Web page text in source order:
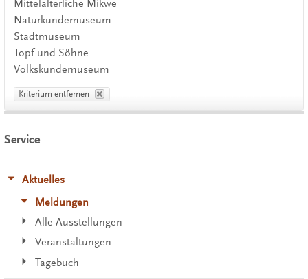
Mittelalterliche Mikwe
Naturkundemuseum
Stadtmuseum
Topf und Söhne
Volkskundemuseum
Kriterium entfernen
Service
Aktuelles
Meldungen
Alle Ausstellungen
Veranstaltungen
Tagebuch